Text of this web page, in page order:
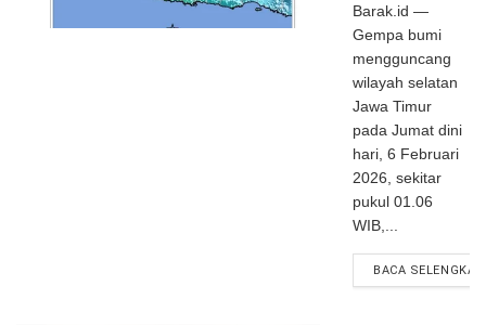
Puluhan
Orang Luka
dan Ratusan
Bangunan
Rusak
Barak.id —
Gempa bumi
mengguncang
wilayah selatan
Jawa Timur
pada Jumat dini
hari, 6 Februari
2026, sekitar
pukul 01.06
WIB,...
BACA